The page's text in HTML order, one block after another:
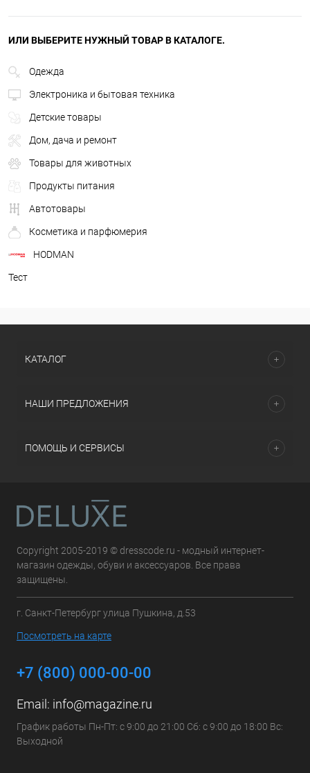
ИЛИ ВЫБЕРИТЕ НУЖНЫЙ ТОВАР В КАТАЛОГЕ.
Одежда
Электроника и бытовая техника
Детские товары
Дом, дача и ремонт
Товары для животных
Продукты питания
Автотовары
Косметика и парфюмерия
HODMAN
Тест
КАТАЛОГ
НАШИ ПРЕДЛОЖЕНИЯ
ПОМОЩЬ И СЕРВИСЫ
Copyright 2005-2019 © dresscode.ru - модный интернет-
магазин одежды, обуви и аксессуаров. Все права
защищены.
г. Санкт-Петербург улица Пушкина, д.53
Посмотреть на карте
+7 (800) 000-00-00
Email: info@magazine.ru
График работы Пн-Пт: с 9:00 до 21:00 Сб: с 9:00 до 18:00 Вс:
Выходной